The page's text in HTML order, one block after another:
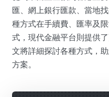
匯、網上銀行匯款、當地
種方式在手續費、匯率及
式，現代金融平台則提供
文將詳細探討各種方式，
方案。